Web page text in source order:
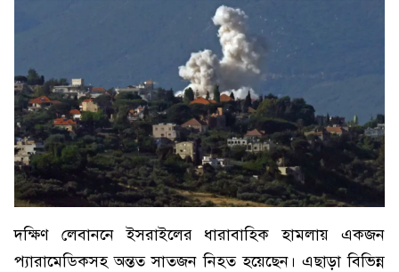
দক্ষিণ লেবাননে ইসরাইলের ধারাবাহিক হামলায় একজন
প্যারামেডিকসহ অন্তত সাতজন নিহত হয়েছেন। এছাড়া বিভিন্ন